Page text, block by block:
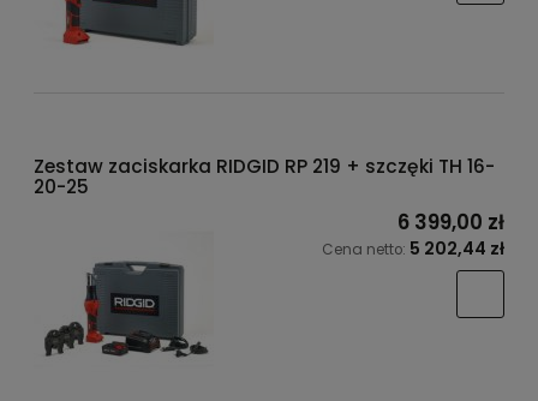
Zestaw zaciskarka RIDGID RP 219 + szczęki TH 16-
20-25
6 399,00 zł
Cena netto: 5 202,44 zł